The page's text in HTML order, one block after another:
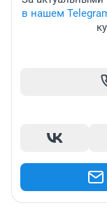
в нашем